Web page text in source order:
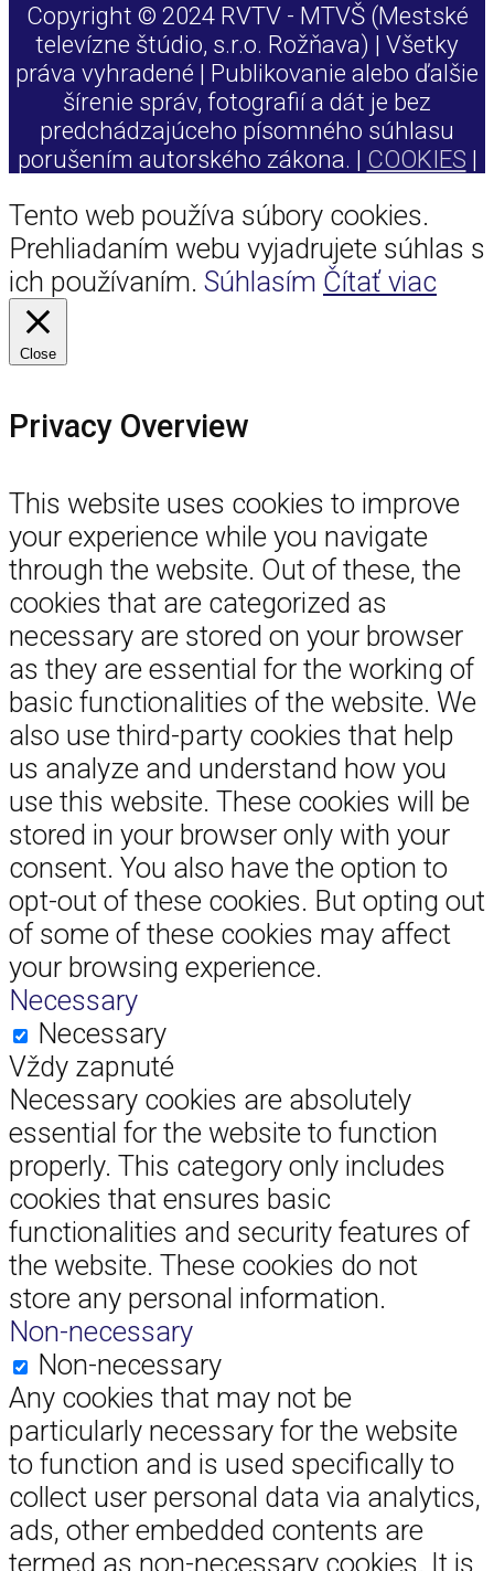
Copyright © 2024 RVTV - MTVŠ (Mestské
televízne štúdio, s.r.o. Rožňava) | Všetky
práva vyhradené | Publikovanie alebo ďalšie
šírenie správ, fotografií a dát je bez
predchádzajúceho písomného súhlasu
porušením autorského zákona. | COOKIES |
Tento web používa súbory cookies.
Prehliadaním webu vyjadrujete súhlas s
ich používaním. Súhlasím Čítať viac
Close
Privacy Overview
This website uses cookies to improve
your experience while you navigate
through the website. Out of these, the
cookies that are categorized as
necessary are stored on your browser
as they are essential for the working of
basic functionalities of the website. We
also use third-party cookies that help
us analyze and understand how you
use this website. These cookies will be
stored in your browser only with your
consent. You also have the option to
opt-out of these cookies. But opting out
of some of these cookies may affect
your browsing experience.
Necessary
Necessary
Vždy zapnuté
Necessary cookies are absolutely
essential for the website to function
properly. This category only includes
cookies that ensures basic
functionalities and security features of
the website. These cookies do not
store any personal information.
Non-necessary
Non-necessary
Any cookies that may not be
particularly necessary for the website
to function and is used specifically to
collect user personal data via analytics,
ads, other embedded contents are
termed as non-necessary cookies. It is